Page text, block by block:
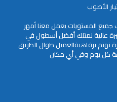
الأصوب
جميع المستويات يعمل معنا أمهر
عالية نمتلك أفضل أسطول في
نهتم برفاهيةالعميل طوال الطريق
كل يوم وفي أي مكان